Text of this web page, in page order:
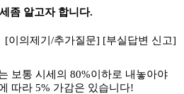
좀 알고자 합니다.
[이의제기/추가질문] [부실답변 신고]
보통 시세의 80%이하로 내놓아야
따라 5% 가감은 있습니다!